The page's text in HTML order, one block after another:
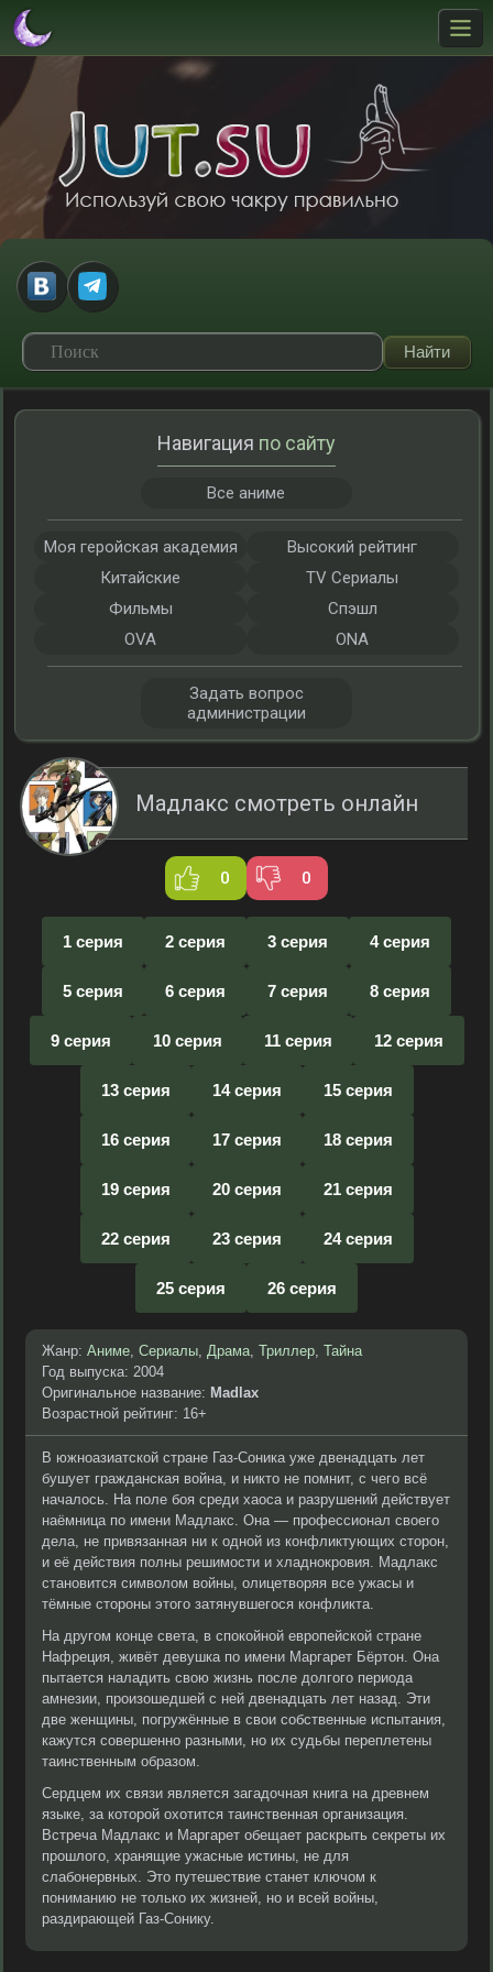
Мадлакс смотреть онлайн
0 0
1 серия 2 серия 3 серия 4 серия
5 серия 6 серия 7 серия 8 серия
9 серия 10 серия 11 серия 12 серия
13 серия 14 серия 15 серия
16 серия 17 серия 18 серия
19 серия 20 серия 21 серия
22 серия 23 серия 24 серия
25 серия 26 серия
Жанр: Аниме, Сериалы, Драма, Триллер, Тайна
Год выпуска: 2004
Оригинальное название: Madlax
Возрастной рейтинг: 16+
В южноазиатской стране Газ-Соника уже двенадцать лет
бушует гражданская война, и никто не помнит, с чего всё
началось. На поле боя среди хаоса и разрушений действует
наёмница по имени Мадлакс. Она — профессионал своего
дела, не привязанная ни к одной из конфликтующих сторон,
и её действия полны решимости и хладнокровия. Мадлакс
становится символом войны, олицетворяя все ужасы и
тёмные стороны этого затянувшегося конфликта.
На другом конце света, в спокойной европейской стране
Нафреция, живёт девушка по имени Маргарет Бёртон. Она
пытается наладить свою жизнь после долгого периода
амнезии, произошедшей с ней двенадцать лет назад. Эти
две женщины, погружённые в свои собственные испытания,
кажутся совершенно разными, но их судьбы переплетены
таинственным образом.
Сердцем их связи является загадочная книга на древнем
языке, за которой охотится таинственная организация.
Встреча Мадлакс и Маргарет обещает раскрыть секреты их
прошлого, хранящие ужасные истины, не для
слабонервных. Это путешествие станет ключом к
пониманию не только их жизней, но и всей войны,
раздирающей Газ-Сонику.
Навигация по сайту
Все аниме
Моя геройская академия
Высокий рейтинг
Китайские
TV Сериалы
Фильмы
Спэшл
OVA
ONA
Задать вопрос
администрации